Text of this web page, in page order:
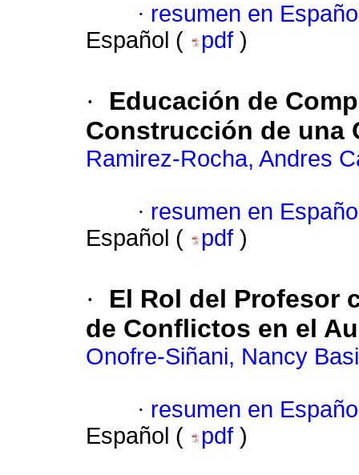
· resumen en
Español (
pdf )
·
Educación de
Construcción de una
Ramirez-Rocha, Andres
· resumen en
Español (
pdf )
·
El Rol del Profesor
de Conflictos en el
Onofre-Siñani, Nancy
· resumen en
Español (
pdf )